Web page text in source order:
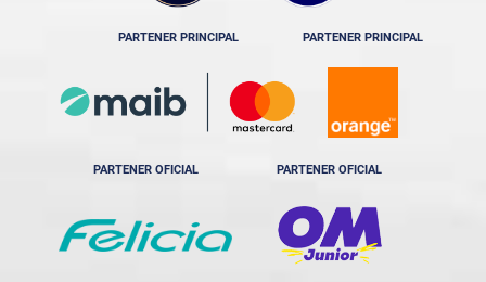
PARTENER PRINCIPAL PARTENER PRINCIPAL
PARTENER OFICIAL PARTENER OFICIAL